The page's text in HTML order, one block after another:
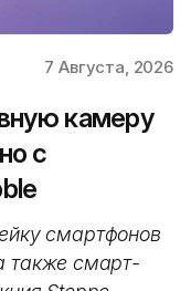
7 Августа, 2026
камеру
с
смартфонов
а также смарт-